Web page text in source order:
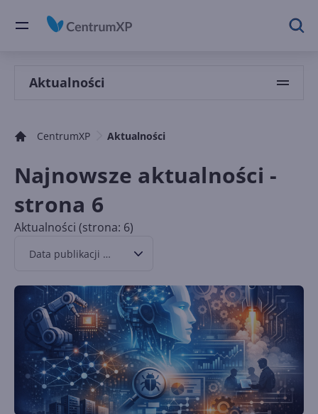
Aktualności
CentrumXP Aktualności
Najnowsze aktualności -
strona 6
Aktualności (strona: 6)
Data publikacji malejąco